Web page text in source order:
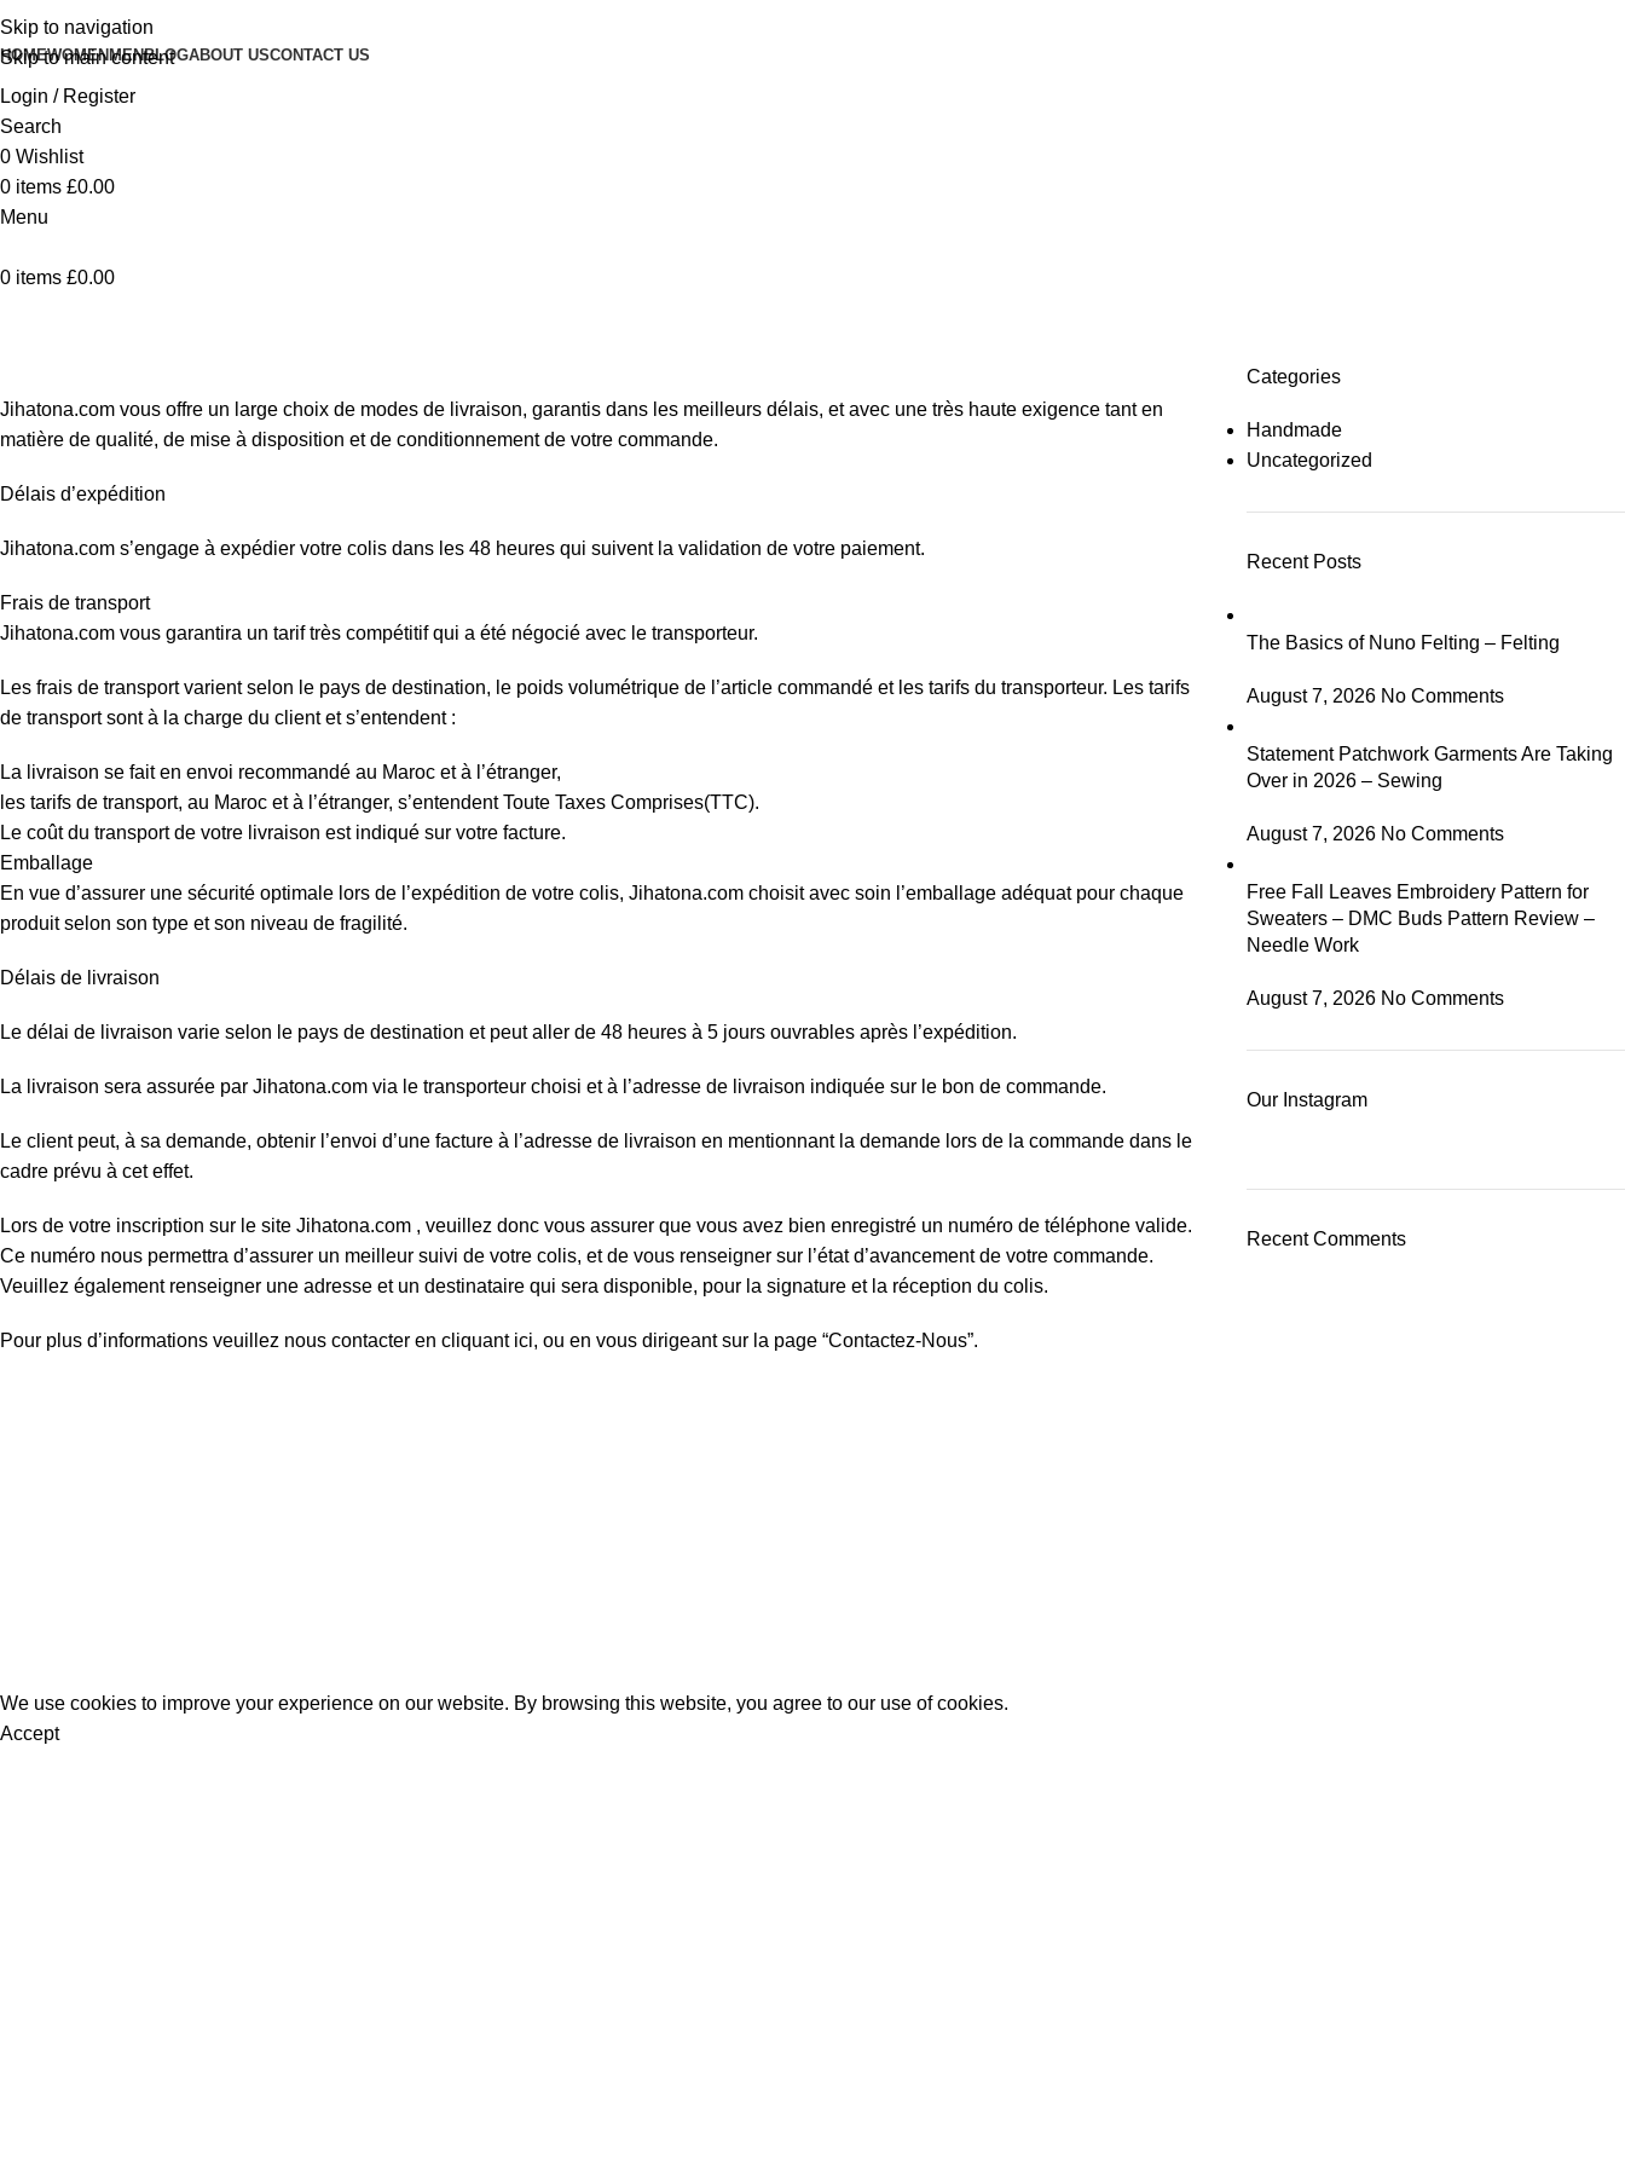
Skip to navigation
Skip to main content
HOMEWOMEN MENBLOGABOUT USCONTACT US
Login / Register
Search
0 Wishlist
0 items £0.00
Menu
0 items £0.00
Jihatona.com vous offre un large choix de modes de livraison, garantis dans les meilleurs délais, et avec une très haute exigence tant en
matière de qualité, de mise à disposition et de conditionnement de votre commande.
Délais d’expédition
Jihatona.com s’engage à expédier votre colis dans les 48 heures qui suivent la validation de votre paiement.
Frais de transport
Jihatona.com vous garantira un tarif très compétitif qui a été négocié avec le transporteur.
Les frais de transport varient selon le pays de destination, le poids volumétrique de l’article commandé et les tarifs du transporteur. Les tarifs
de transport sont à la charge du client et s’entendent :
La livraison se fait en envoi recommandé au Maroc et à l’étranger,
les tarifs de transport, au Maroc et à l’étranger, s’entendent Toute Taxes Comprises(TTC).
Le coût du transport de votre livraison est indiqué sur votre facture.
Emballage
En vue d’assurer une sécurité optimale lors de l’expédition de votre colis, Jihatona.com choisit avec soin l’emballage adéquat pour chaque
produit selon son type et son niveau de fragilité.
Délais de livraison
Le délai de livraison varie selon le pays de destination et peut aller de 48 heures à 5 jours ouvrables après l’expédition.
La livraison sera assurée par Jihatona.com via le transporteur choisi et à l’adresse de livraison indiquée sur le bon de commande.
Le client peut, à sa demande, obtenir l’envoi d’une facture à l’adresse de livraison en mentionnant la demande lors de la commande dans le
cadre prévu à cet effet.
Lors de votre inscription sur le site Jihatona.com , veuillez donc vous assurer que vous avez bien enregistré un numéro de téléphone valide.
Ce numéro nous permettra d’assurer un meilleur suivi de votre colis, et de vous renseigner sur l’état d’avancement de votre commande.
Veuillez également renseigner une adresse et un destinataire qui sera disponible, pour la signature et la réception du colis.
Pour plus d’informations veuillez nous contacter en cliquant ici, ou en vous dirigeant sur la page “Contactez-Nous”.
Categories
Handmade
Uncategorized
Recent Posts
The Basics of Nuno Felting – Felting
August 7, 2026 No Comments
Statement Patchwork Garments Are Taking
Over in 2026 – Sewing
August 7, 2026 No Comments
Free Fall Leaves Embroidery Pattern for
Sweaters – DMC Buds Pattern Review –
Needle Work
August 7, 2026 No Comments
Our Instagram
Recent Comments
We use cookies to improve your experience on our website. By browsing this website, you agree to our use of cookies.
Accept